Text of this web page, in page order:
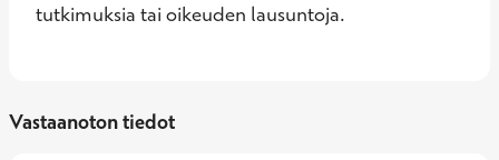
tutkimuksia tai oikeuden lausuntoja.
Vastaanoton tiedot